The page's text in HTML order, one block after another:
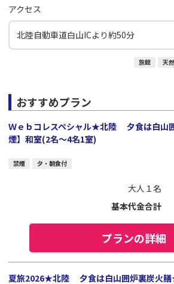
アクセス
北陸自動車道白山ICより約50分
旅館 天
おすすめプラン
Ｗｅｂコレスペシャル★北陸 夕食は白山
煙】和室(2名～4名1室)
禁煙 夕・朝食付
大人１名
基本代金合計
プランの詳細
夏旅2026★北陸 夕食は白山囲炉裏炭火